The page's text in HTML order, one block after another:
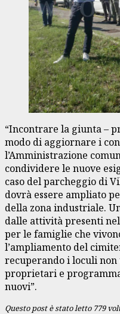
“Incontrare la giunta –
modo di aggiornare i
l’Amministrazione
condividere le nuove
caso del parcheggio di
dovrà essere ampliato
della zona industriale.
dalle attività presenti
per le famiglie che
l’ampliamento del
recuperando i loculi
proprietari e
nuovi”.
Questo post è stato letto 779